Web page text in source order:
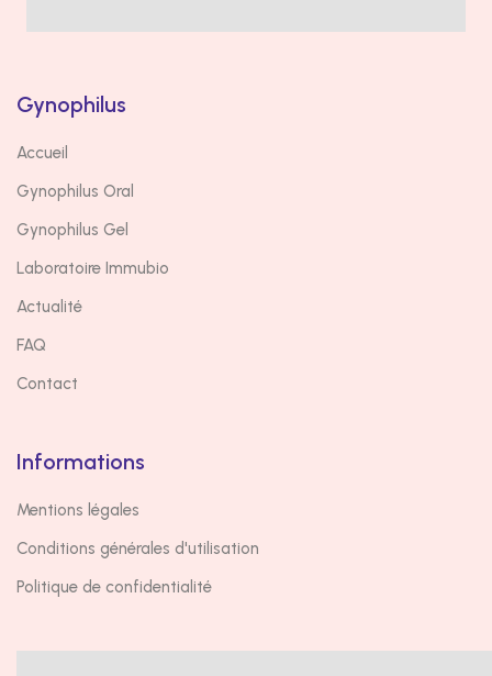
Gynophilus
Accueil
Gynophilus Oral
Gynophilus Gel
Laboratoire Immubio
Actualité
FAQ
Contact
Informations
Mentions légales
Conditions générales d'utilisation
Politique de confidentialité